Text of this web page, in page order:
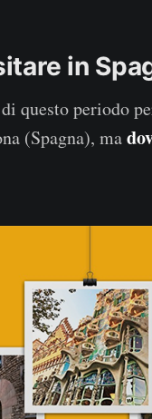
in
questo periodo
(Spagna), ma